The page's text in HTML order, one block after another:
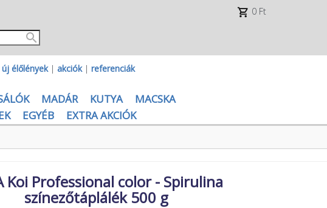
0 Ft
új élőlények| akciók| referenciák
MADÁR KUTYA
MACSKA
EGYÉB EXTRA AKCIÓK
Koi Professional color - Spirulina
színezőtáplálék 500 g